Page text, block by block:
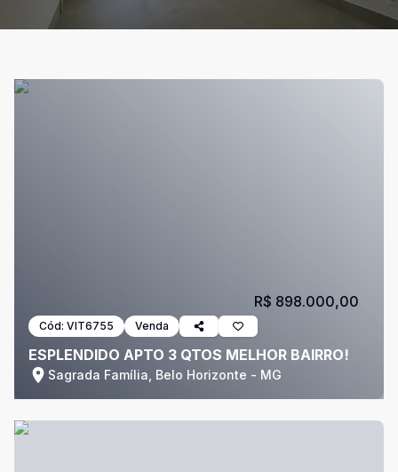
Cód: VIT6755 Venda
ESPLENDIDO APTO 3 QTOS MELHOR BAIRRO!
Sagrada Família, Belo Horizonte - MG
R$ 898.000,00